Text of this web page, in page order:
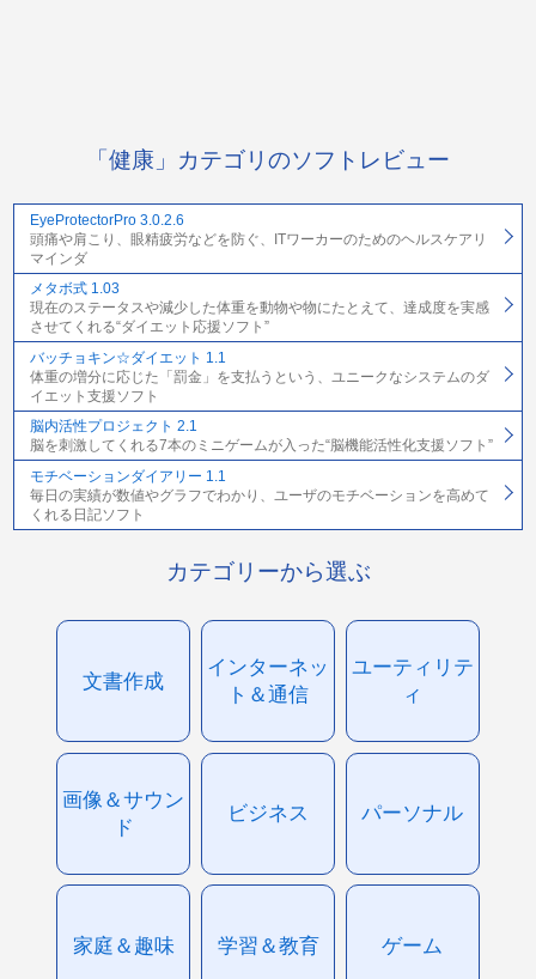
「健康」カテゴリのソフトレビュー
EyeProtectorPro 3.0.2.6
頭痛や肩こり、眼精疲労などを防ぐ、ITワーカーのためのヘルスケアリ
マインダ
メタボ式 1.03
現在のステータスや減少した体重を動物や物にたとえて、達成度を実感
させてくれる“ダイエット応援ソフト”
バッチョキン☆ダイエット 1.1
体重の増分に応じた「罰金」を支払うという、ユニークなシステムのダ
イエット支援ソフト
脳内活性プロジェクト 2.1
脳を刺激してくれる7本のミニゲームが入った“脳機能活性化支援ソフト”
モチベーションダイアリー 1.1
毎日の実績が数値やグラフでわかり、ユーザのモチベーションを高めて
くれる日記ソフト
カテゴリーから選ぶ
文書作成
インターネッ
ト＆通信
ユーティリテ
ィ
画像＆サウン
ド
ビジネス パーソナル
家庭＆趣味 学習＆教育 ゲーム